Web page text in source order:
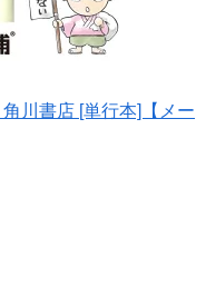
川書店 [単行本]【メー